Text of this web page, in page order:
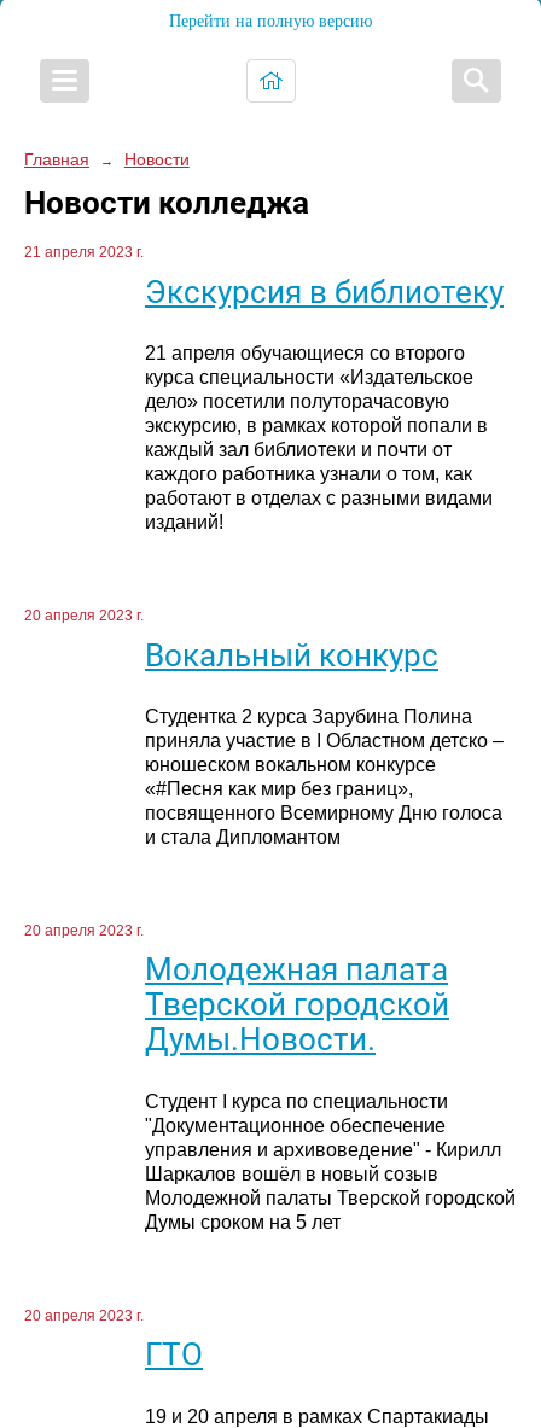
Перейти на полную версию
Главная → Новости
Новости колледжа
21 апреля 2023 г.
Экскурсия в библиотеку
21 апреля обучающиеся со второго
курса специальности «Издательское
дело» посетили полуторачасовую
экскурсию, в рамках которой попали в
каждый зал библиотеки и почти от
каждого работника узнали о том, как
работают в отделах с разными видами
изданий!
20 апреля 2023 г.
Вокальный конкурс
Студентка 2 курса Зарубина Полина
приняла участие в I Областном детско –
юношеском вокальном конкурсе
«#Песня как мир без границ»,
посвященного Всемирному Дню голоса
и стала Дипломантом
20 апреля 2023 г.
Молодежная палата
Тверской городской
Думы.Новости.
Студент I курса по специальности
"Документационное обеспечение
управления и архивоведение" - Кирилл
Шаркалов вошёл в новый созыв
Молодежной палаты Тверской городской
Думы сроком на 5 лет
20 апреля 2023 г.
ГТО
19 и 20 апреля в рамках Спартакиады